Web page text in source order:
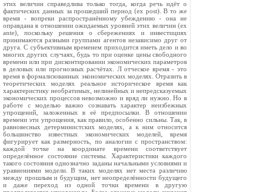
этих величин справедлива только тогда, когда речь идёт о
фактических данных за прошедший период (ex post). В то же
время - вопреки распространённому убеждению - она не
оправдана в отношении ожидаемых уровней этих величин (ex
ante), поскольку решения о сбережениях и инвестициях
принимаются разными группами агентов независимо друг от
друга. С субъективным временем приходится иметь дело и во
многих других случаях, будь то при оценке цены свободного
времени или при дисконтировании экономических параметров
в деловых или прогнозных расчётах. Л отческое время - это
время в формализованных экономических моделях. Отразить в
теоретических моделях реальное историческое время как
характеристику необратимых, нелинейных и непредсказуемых
экономических процессов невозможно и вряд ли нужно. Но в
работе с моделью важно сознавать характер неизбежных
упрощений, заложенных в её предпосылки. В отношении
времени эти упрощения, как правило, особенно сильны. Так, в
равновесных детерминистских моделях, а к ним относится
большинство известных экономических моделей, время
фигурирует как размерность, по аналогии с пространством:
каждой точке на координате времени соответствует
определённое состояние системы. Характеристики каждого
такого состояния однозначно заданы начальными условиями и
уравнениями модели. В таких моделях нет места различию
между прошлым и будущим, нет неопределённости будущего
и даже переход из одной точки времени в другую